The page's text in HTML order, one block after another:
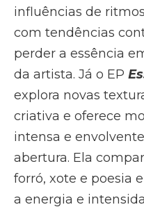
influências de
com tendências
perder a essência
da artista. Já o EP
explora novas
criativa e oferece
intensa e
abertura. Ela
forró, xote e poesia
a energia e